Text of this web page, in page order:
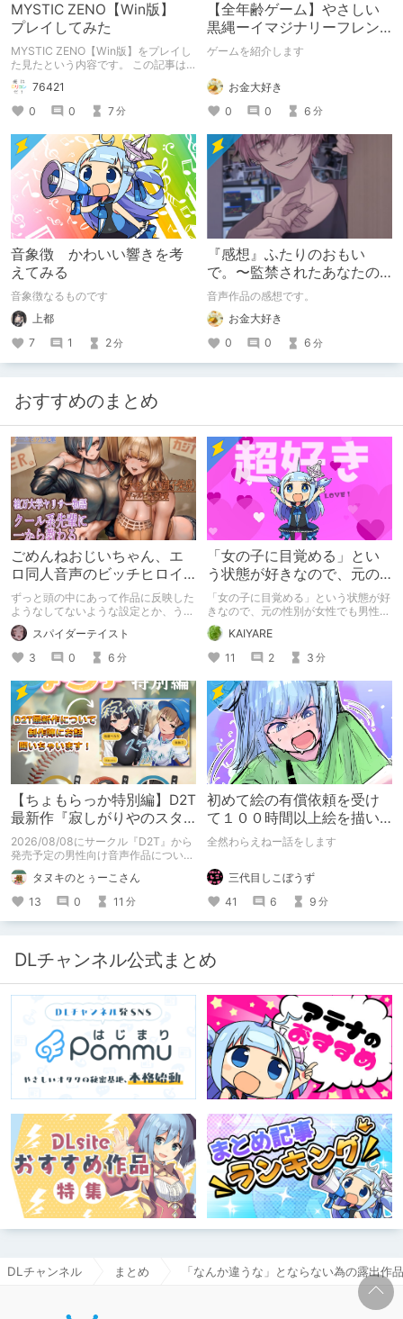
MYSTIC ZENO【Win版】
プレイしてみた
MYSTIC ZENO【Win版】をプレイし
た見たという内容です。 この記事は
通常のクリエイターズ記事です。
76421
0
0 7分
【全年齢ゲーム】やさしい
黒縄ーイマジナリーフレン
ドの「彼」と過ごすおぼん
ゲームを紹介します
お金大好き
0
0 6 分
音象徴 かわいい響きを考
えてみる
音象徴なるものです
上都
7
1 2分
『感想』ふたりのおもい
で。〜監禁されたあなたの
末路〜【がるまに限定特典
付き】
音声作品の感想です。
お金大好き
0
0 6 分
おすすめのまとめ
ごめんねおじいちゃん、エ
ロ同人音声のビッチヒロイ
ンに名前使って～過去作品
コンセプトを思い出そう～
ずっと頭の中にあって作品に反映した
ようなしてないような設定とか、うち
のヒロイン達の名づけの法則とかを頭
の中の映●研の金●さんに「そこにあ
っちゃいけねえんだよ」といわれたの
でとりあえず垂れ流します。
スパイダーテイスト
3
0 6 分
「女の子に目覚める」とい
う状態が好きなので、元の
性別が女性でも男性でも問
題ない話
「女の子に目覚める」という状態が好
きなので、元の性別が女性でも男性で
も問題ない話
KAIYARE
11
2 3 分
【ちょもらっか特別編】D2T
最新作『寂しがりやのスタ
ーダストと触れあって』制
作陣にインタビュー！🎤
2026/08/08にサークル『D2T』から
発売予定の男性向け音声作品について
逆神ラニさんと不束こけしさんにお話
聞いちゃいました！夏コミに関する告
知もあります！
タヌキのとぅーこさん
13
0 11 分
初めて絵の有償依頼を受け
て１００時間以上絵を描い
た話
全然わらえねー話をします
三代目しこぼうず
41
6 9 分
DLチャンネル公式まとめ
DLチャンネル まとめ 「なんか違うな」とならない為の露出作